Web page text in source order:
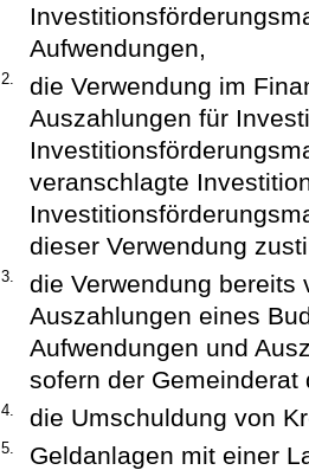
Aufwendungen,
2.
die Verwendung im
Auszahlungen für
veranschlagte
dieser Verwendung
3.
die Verwendung bereits
Auszahlungen eines
Aufwendungen und
sofern der
4. die Umschuldung von
5. Geldanlagen mit einer